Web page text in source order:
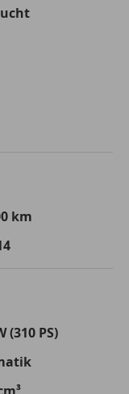
Ihrer Bonität sowie
1-10
km
(310 PS)